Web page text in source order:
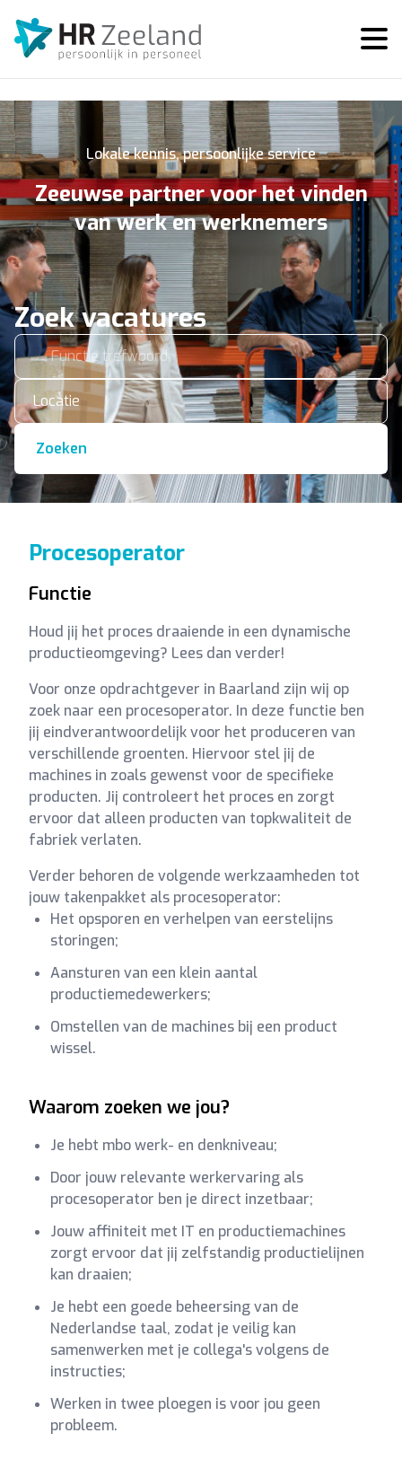
Lokale kennis, persoonlijke service
Zeeuwse partner voor het vinden
van werk en werknemers
Zoek vacatures
Locatie
Zoeken
Procesoperator
Functie
Houd jij het proces draaiende in een dynamische
productieomgeving? Lees dan verder!
Voor onze opdrachtgever in Baarland zijn wij op
zoek naar een procesoperator. In deze functie ben
jij eindverantwoordelijk voor het produceren van
verschillende groenten. Hiervoor stel jij de
machines in zoals gewenst voor de specifieke
producten. Jij controleert het proces en zorgt
ervoor dat alleen producten van topkwaliteit de
fabriek verlaten.
Verder behoren de volgende werkzaamheden tot
jouw takenpakket als procesoperator:
Het opsporen en verhelpen van eerstelijns
storingen;
Aansturen van een klein aantal
productiemedewerkers;
Omstellen van de machines bij een product
wissel.
Waarom zoeken we jou?
Je hebt mbo werk- en denkniveau;
Door jouw relevante werkervaring als
procesoperator ben je direct inzetbaar;
Jouw affiniteit met IT en productiemachines
zorgt ervoor dat jij zelfstandig productielijnen
kan draaien;
Je hebt een goede beheersing van de
Nederlandse taal, zodat je veilig kan
samenwerken met je collega's volgens de
instructies;
Werken in twee ploegen is voor jou geen
probleem.